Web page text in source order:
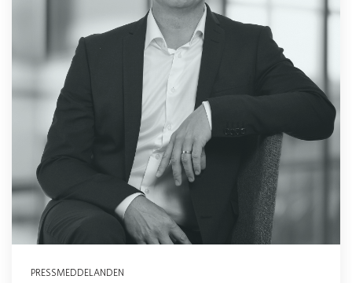
PRESSMEDDELANDEN